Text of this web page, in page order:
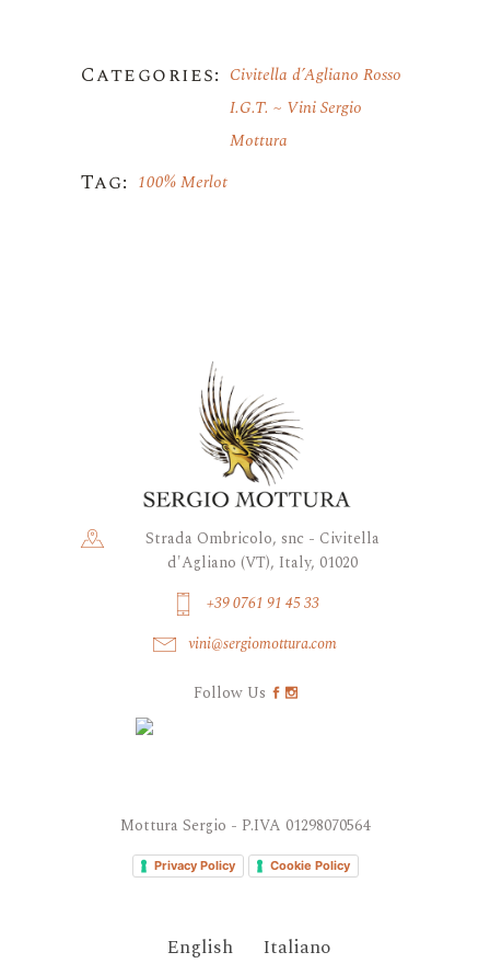
Categories: Civitella d’Agliano Rosso
I.G.T.
Vini Sergio
Mottura
Tag: 100% Merlot
Strada Ombricolo, snc - Civitella
d'Agliano (VT), Italy, 01020
+39 0761 91 45 33
vini@sergiomottura.com
Follow Us
Mottura Sergio - P.IVA 01298070564
Privacy Policy Cookie Policy
English Italiano